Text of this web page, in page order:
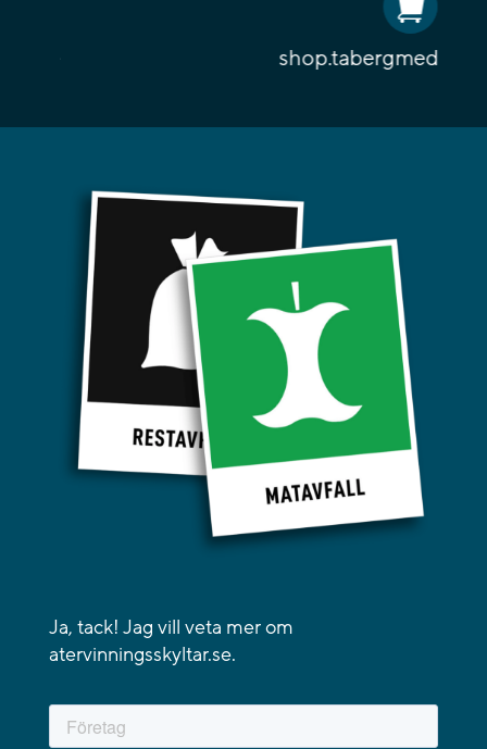
shop.tabergmediagroup.se
Ja, tack! Jag vill veta mer om
atervinningsskyltar.se.